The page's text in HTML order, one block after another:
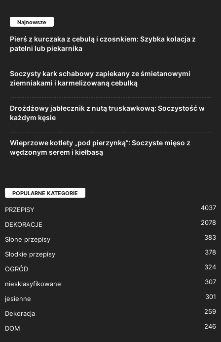
Najnowsze
Pierś z kurczaka z cebulą i czosnkiem: Szybka kolacja z
patelni lub piekarnika
Soczysty kark schabowy zapiekany ze śmietanowymi
ziemniakami i karmelizowaną cebulką
Drożdżowy jabłecznik z nutą truskawkową: Soczystość w
każdym kęsie
Wieprzowe kotlety „pod pierzynką”: Soczyste mięso z
wędzonym serem i kiełbasą
POPULARNE KATEGORIE
PRZEPISY 4037
DEKORACJE 2078
Słone przepisy 383
Słodkie przepisy 378
OGRÓD 324
niesklasyfikowane 307
jesienne 301
Dekoracja 259
DOM 246